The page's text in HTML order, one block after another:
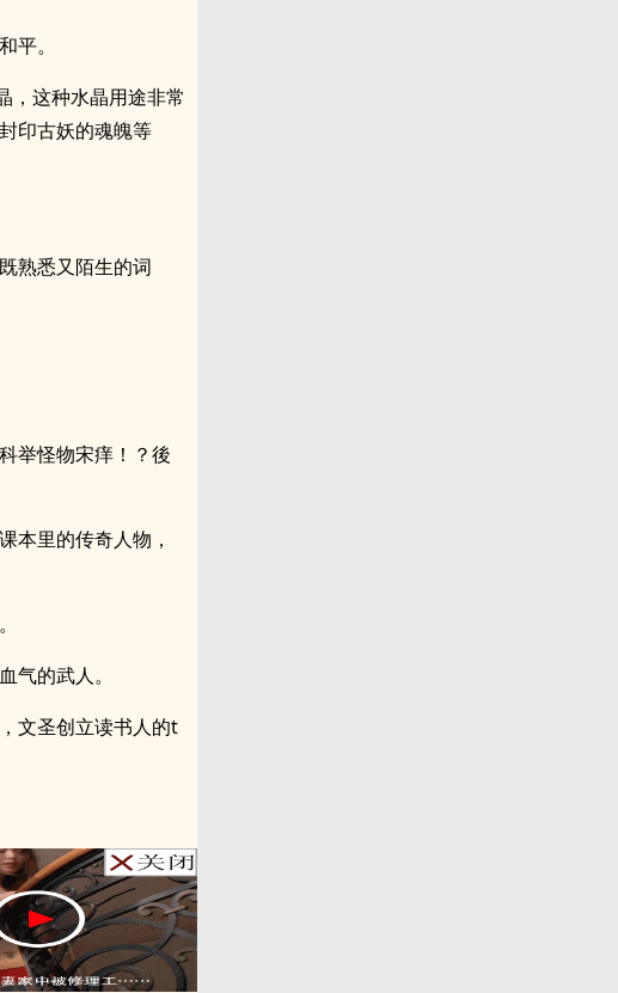
平。
，这种水晶用途非常
印古妖的魂魄等
熟悉又陌生的词
举怪物宋痒！？後
本里的传奇人物，
气的武人。
文圣创立读书人的t